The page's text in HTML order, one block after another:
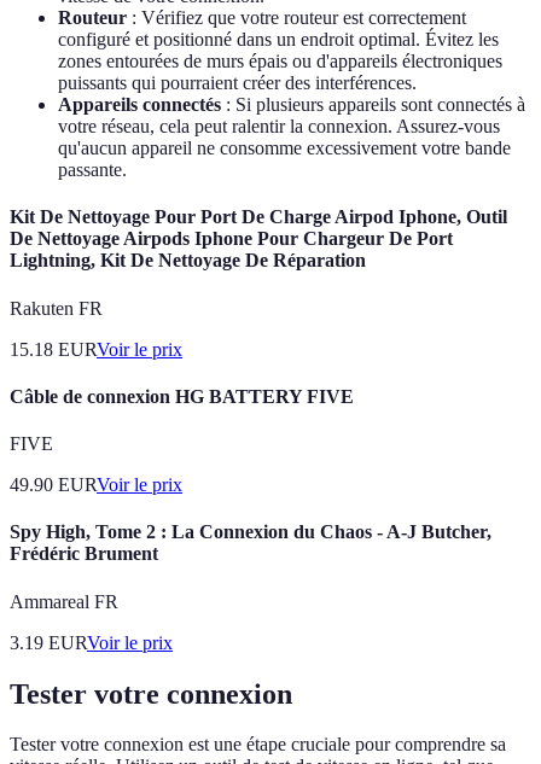
Routeur : Vérifiez que votre routeur est correctement
configuré et positionné dans un endroit optimal. Évitez les
zones entourées de murs épais ou d'appareils électroniques
puissants qui pourraient créer des interférences.
Appareils connectés : Si plusieurs appareils sont connectés à
votre réseau, cela peut ralentir la connexion. Assurez-vous
qu'aucun appareil ne consomme excessivement votre bande
passante.
Kit De Nettoyage Pour Port De Charge Airpod Iphone, Outil
De Nettoyage Airpods Iphone Pour Chargeur De Port
Lightning, Kit De Nettoyage De Réparation
Rakuten FR
15.18 EURVoir le prix
Câble de connexion HG BATTERY FIVE
FIVE
49.90 EURVoir le prix
Spy High, Tome 2 : La Connexion du Chaos - A-J Butcher,
Frédéric Brument
Ammareal FR
3.19 EURVoir le prix
Tester votre connexion
Tester votre connexion est une étape cruciale pour comprendre sa